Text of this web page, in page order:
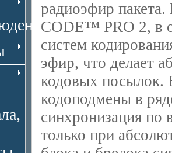
радиоэфир
CODE™ PRO 2, в
систем
эфир, что делает
кодовых посылок.
кодоподмены в
синхронизация по
только при